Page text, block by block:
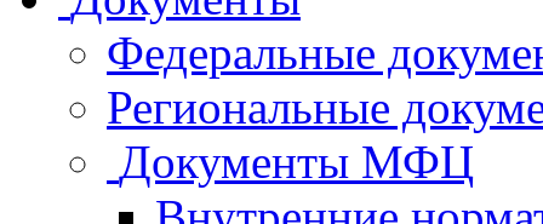
Федеральные
Региональные
Документы МФЦ